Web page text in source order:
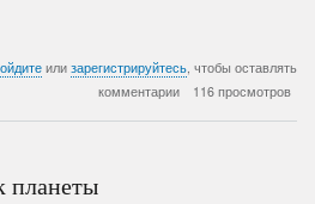
или зарегистрируйтесь, чтобы оставлять
комментарии
116 просмотров
планеты